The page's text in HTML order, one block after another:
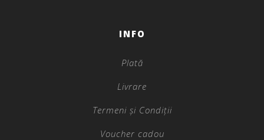
INFO
Plată
Livrare
Termeni și Condiții
Voucher cadou